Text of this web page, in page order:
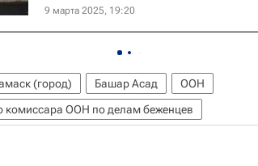
9 марта 2025, 19:20
(город) Башар Асад
ООН
комиссара ООН по делам беженцев